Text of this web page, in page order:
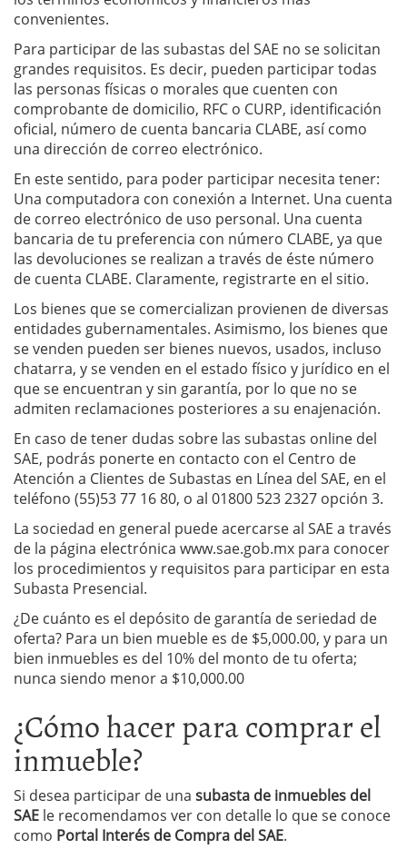
convenientes.
Para participar de las subastas del SAE no se solicitan
grandes requisitos. Es decir, pueden participar todas
las personas físicas o morales que cuenten con
comprobante de domicilio, RFC o CURP, identificación
oficial, número de cuenta bancaria CLABE, así como
una dirección de correo electrónico.
En este sentido, para poder participar necesita tener:
Una computadora con conexión a Internet. Una cuenta
de correo electrónico de uso personal. Una cuenta
bancaria de tu preferencia con número CLABE, ya que
las devoluciones se realizan a través de éste número
de cuenta CLABE. Claramente, registrarte en el sitio.
Los bienes que se comercializan provienen de diversas
entidades gubernamentales. Asimismo, los bienes que
se venden pueden ser bienes nuevos, usados, incluso
chatarra, y se venden en el estado físico y jurídico en el
que se encuentran y sin garantía, por lo que no se
admiten reclamaciones posteriores a su enajenación.
En caso de tener dudas sobre las subastas online del
SAE, podrás ponerte en contacto con el Centro de
Atención a Clientes de Subastas en Línea del SAE, en el
teléfono (55)53 77 16 80, o al 01800 523 2327 opción 3.
La sociedad en general puede acercarse al SAE a través
de la página electrónica www.sae.gob.mx para conocer
los procedimientos y requisitos para participar en esta
Subasta Presencial.
¿De cuánto es el depósito de garantía de seriedad de
oferta? Para un bien mueble es de $5,000.00, y para un
bien inmuebles es del 10% del monto de tu oferta;
nunca siendo menor a $10,000.00
¿Cómo hacer para comprar el
inmueble?
Si desea participar de una subasta de inmuebles del
SAE le recomendamos ver con detalle lo que se conoce
como Portal Interés de Compra del SAE.